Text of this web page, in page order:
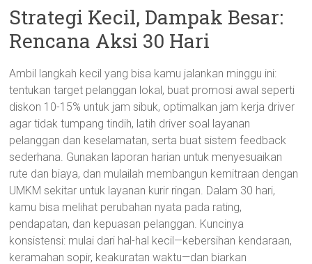
Strategi Kecil, Dampak Besar:
Rencana Aksi 30 Hari
Ambil langkah kecil yang bisa kamu jalankan minggu ini:
tentukan target pelanggan lokal, buat promosi awal seperti
diskon 10-15% untuk jam sibuk, optimalkan jam kerja driver
agar tidak tumpang tindih, latih driver soal layanan
pelanggan dan keselamatan, serta buat sistem feedback
sederhana. Gunakan laporan harian untuk menyesuaikan
rute dan biaya, dan mulailah membangun kemitraan dengan
UMKM sekitar untuk layanan kurir ringan. Dalam 30 hari,
kamu bisa melihat perubahan nyata pada rating,
pendapatan, dan kepuasan pelanggan. Kuncinya
konsistensi: mulai dari hal-hal kecil—kebersihan kendaraan,
keramahan sopir, keakuratan waktu—dan biarkan